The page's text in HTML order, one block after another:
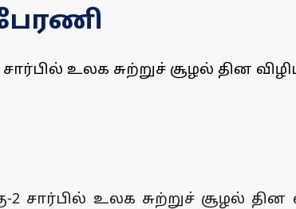
உலக சுற்றுச் சூழல் தின
சார்பில் உலக சுற்றுச் சூழல் தின